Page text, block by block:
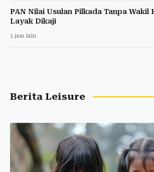
PAN Nilai Usulan Pilkada Tanpa Wakil
Layak Dikaji
1 jam lalu
Berita Leisure